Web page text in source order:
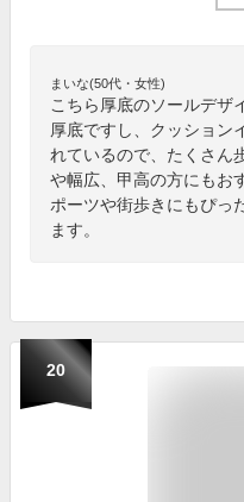
まいな(50代・女性)
こちら厚底のソールデザ
厚底ですし、クッション
れているので、たくさん
や幅広、甲高の方にもお
ポーツや街歩きにもぴっ
ます。
20